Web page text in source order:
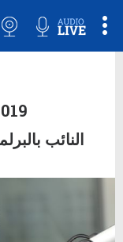
النائب